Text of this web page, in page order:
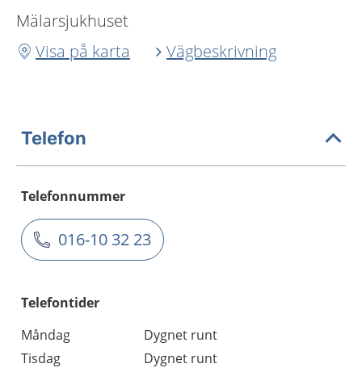
Mälarsjukhuset
Visa på karta
Vägbeskrivning
Telefon
Telefonnummer
016-10 32 23
Telefontider
Måndag
Dygnet runt
Tisdag
Dygnet runt